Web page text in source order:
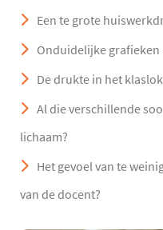
Een te grote
Onduidelijke grafieken
De drukte in het
Al die verschillende
lichaam?
Het gevoel van te
van de docent?